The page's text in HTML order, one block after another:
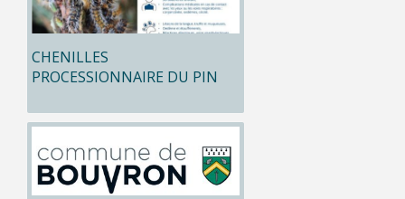
CHENILLES
PROCESSIONNAIRE DU PIN